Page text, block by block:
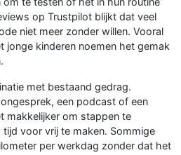
op Trustpilot blijkt dat veel
niet meer zonder willen. Vooral
jonge kinderen noemen het gemak
met bestaand gedrag.
een podcast of een
makkelijker om stappen te
voor vrij te maken. Sommige
per werkdag zonder dat het